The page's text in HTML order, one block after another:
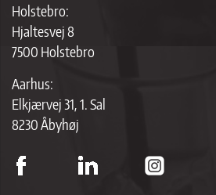
Holstebro:
Hjaltesvej 8
7500 Holstebro
Aarhus:
Elkjærvej 31, 1. Sal
8230 Åbyhøj